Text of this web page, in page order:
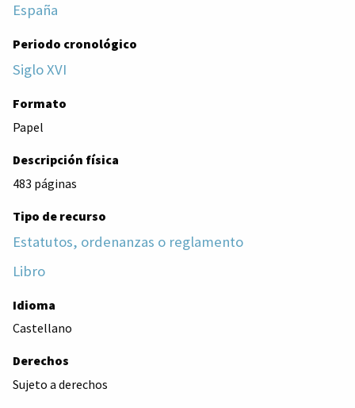
España
Periodo cronológico
Siglo XVI
Formato
Papel
Descripción física
483 páginas
Tipo de recurso
Estatutos, ordenanzas o reglamento
Libro
Idioma
Castellano
Derechos
Sujeto a derechos